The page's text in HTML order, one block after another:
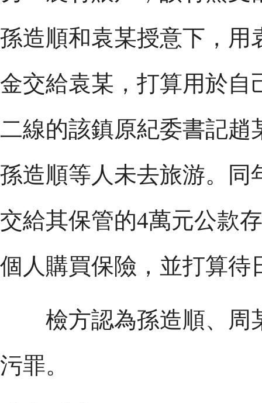
孫造順和袁某授意下，用
金交給袁某，打算用於自
二線的該鎮原紀委書記趙
孫造順等人未去旅游。同
交給其保管的4萬元公款
個人購買保險，並打算待
檢方認為孫造順、周
污罪。